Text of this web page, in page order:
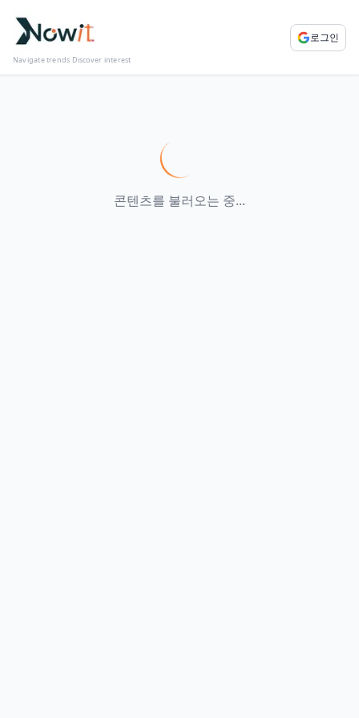
Navigate trends Discover interest
로그인
콘텐츠를 불러오는 중...